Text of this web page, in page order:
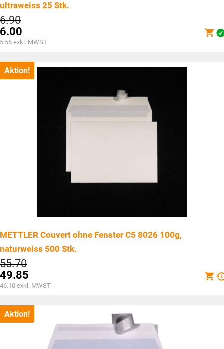
ultraweiss 25 Stk.
6.90Ursprünglicher
Preis
war:
CHF6.90
6.00
Aktueller
ist:
CHF6.00.
5.55 exkl. MWST
Aktion!
METTLER Couvert ohne Fenster C5 8026 100g,
naturweiss 500 Stk.
55.70Ursprünglicher
Preis
war:
CHF55.70
49.85
Aktueller
ist:
CHF49.85.
46.10 exkl. MWST
Aktion!